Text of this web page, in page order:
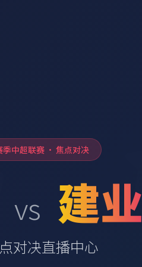
季中超联赛 · 焦点对决
vs 建业
对决直播中心